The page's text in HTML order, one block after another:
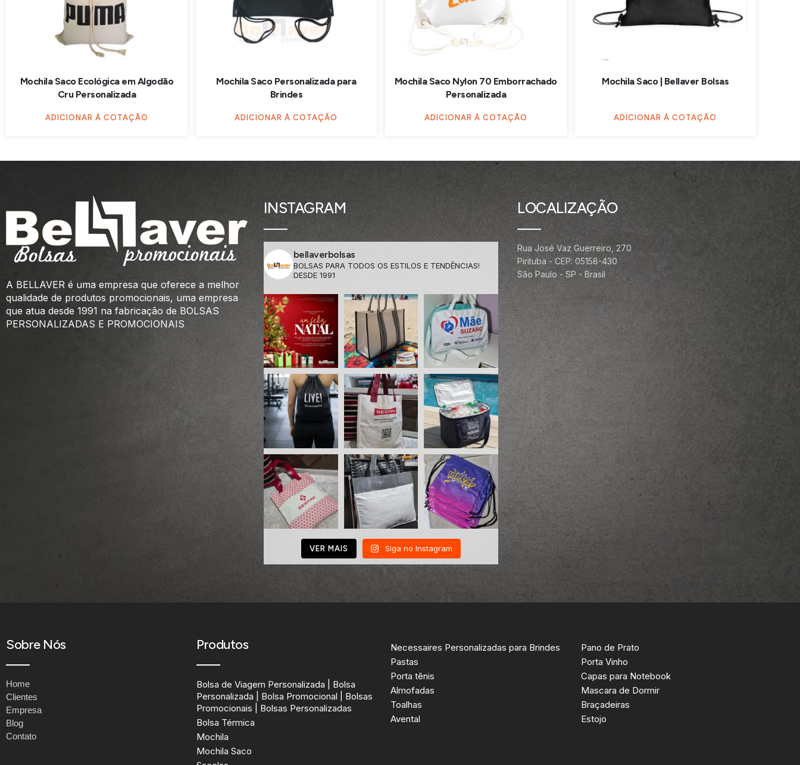
Mochila Saco Ecológica em Algodão
Cru Personalizada
ADICIONAR À COTAÇÃO
Mochila Saco Personalizada para
Brindes
ADICIONAR À COTAÇÃO
Mochila Saco Nylon 70 Emborrachado
Personalizada
ADICIONAR À COTAÇÃO
Mochila Saco | Bellaver Bolsas
ADICIONAR À COTAÇÃO
A BELLAVER é uma empresa que oferece a melhor
qualidade de produtos promocionais, uma empresa
que atua desde 1991 na fabricação de BOLSAS
PERSONALIZADAS E PROMOCIONAIS
INSTAGRAM
bellaverbolsas
BOLSAS PARA TODOS OS ESTILOS E TENDÊNCIAS!
DESDE 1991
VER MAIS Siga no Instagram
LOCALIZAÇÃO
Rua José Vaz Guerreiro, 270
Pirituba - CEP: 05158-430
São Paulo - SP - Brasil
Sobre Nós
Home
Clientes
Empresa
Blog
Contato
Produtos
Bolsa de Viagem Personalizada | Bolsa
Personalizada | Bolsa Promocional | Bolsas
Promocionais | Bolsas Personalizadas
Bolsa Térmica
Mochila
Mochila Saco
Necessaires Personalizadas para Brindes
Pastas
Porta tênis
Almofadas
Toalhas
Avental
Pano de Prato
Porta Vinho
Capas para Notebook
Mascara de Dormir
Braçadeiras
Estojo